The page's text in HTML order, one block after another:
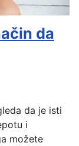
da
da je isti
i
možete